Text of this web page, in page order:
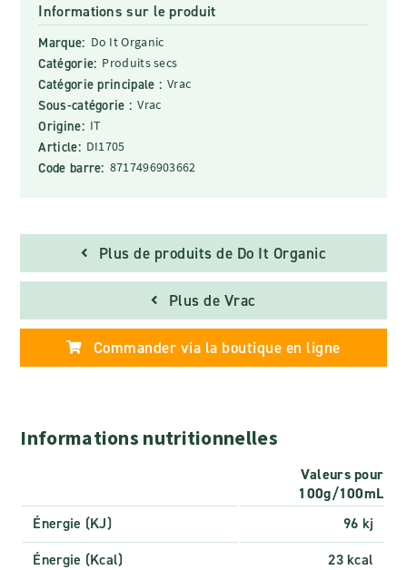
Informations sur le produit
Marque: Do It Organic
Catégorie: Produits secs
Catégorie principale : Vrac
Sous-catégorie : Vrac
Origine: IT
Article: DI1705
Code barre: 8717496903662
Plus de produits de Do It Organic
Plus de Vrac
Commander via la boutique en ligne
Informations nutritionnelles
Valeurs pour
100g/100mL
Énergie (KJ)
96 kj
Énergie (Kcal)
23 kcal